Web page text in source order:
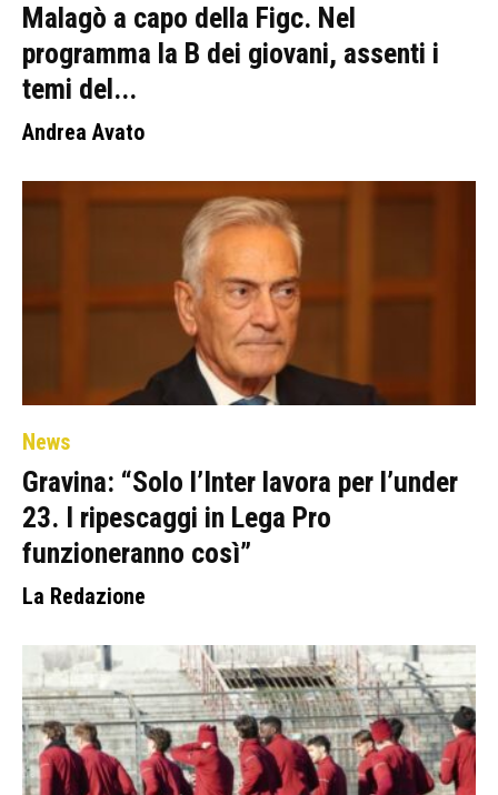
Malagò a capo della Figc. Nel
programma la B dei giovani, assenti i
temi del...
Andrea Avato
News
Gravina: “Solo l’Inter lavora per l’under
23. I ripescaggi in Lega Pro
funzioneranno così”
La Redazione